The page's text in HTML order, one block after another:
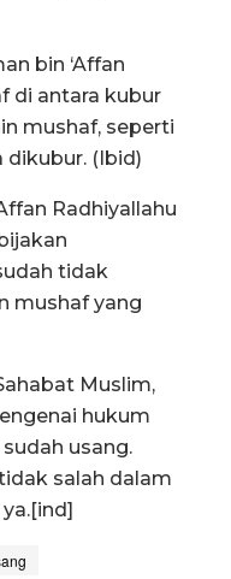
bin ‘Affan
di antara kubur
mushaf, seperti
dikubur. (Ibid)
Radhiyallahu
tidak
mushaf yang
Muslim,
hukum
usang.
salah dalam